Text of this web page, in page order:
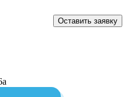
Оставить заявку